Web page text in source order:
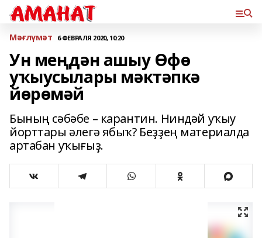
Мәғлүмәт 6 ФЕВРАЛЯ 2020, 10:20
Ун меңдән ашыу Өфө
уҡыусылары мәктәпкә
йөрөмәй
Бының сәбәбе – карантин. Ниндәй уҡыу
йорттары әлегә ябыҡ? Беҙҙең материалда
артабан уҡығыҙ.